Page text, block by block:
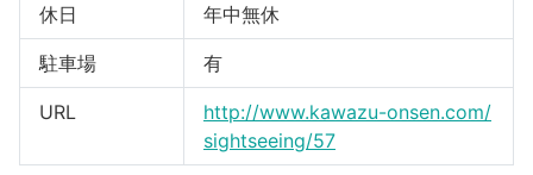
休日 年中無休
駐車場 有
URL
http://www.kawazu-onsen.com/
sightseeing/57